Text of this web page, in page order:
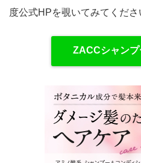
度公式HPを覗いてみてくださ
ZACCシャンプ